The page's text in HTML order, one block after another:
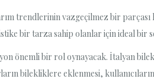
trendlerinin vazgeçilmez bir
bir tarza sahip olanlar için ideal bir
önemli bir rol oynayacak. İtalyan
bilekliklere eklenmesi,